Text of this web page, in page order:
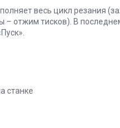
весь цикл резания
отжим тисков). В
станке